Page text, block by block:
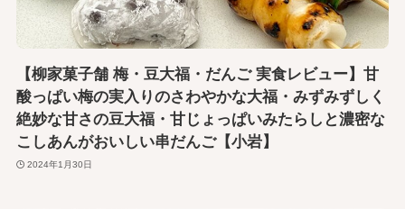
【柳家菓子舗 梅・豆大福・だんご 実食レビュー】甘
酸っぱい梅の実入りのさわやかな大福・みずみずしく
絶妙な甘さの豆大福・甘じょっぱいみたらしと濃密な
こしあんがおいしい串だんご【小岩】
2024年1月30日